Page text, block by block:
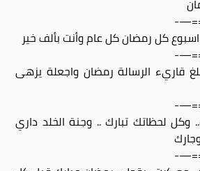
—-
كل رمضان كل عام وأنت بألف خير
—-
قاريء الرسالة رمضان واجعلة يزهى
—-
لحظاتك تبارك .. وجنة الخلد داري
—-